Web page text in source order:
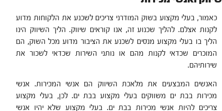
כאמור, בעלי מקצוע בשוק המודרני צריכים לשכנע את הלקוחות מדוע
לקנות אצלם. להליך שכנוע זה, אנו קוראים שיווק. הליך השיווק הינו
הליך בו בעלי מקצוע מנסים לשכנע את הציבור מדוע מכל השוק, הם
המוכרים שכדאי לקנות מהם או נותני השירות שכדאי לשכור את
שירותיהם.
האנשים המבצעים את מלאכת השיווק הם אנשי המכירות. אנשי
מכירות בבת ים משווקים בעלי מקצוע בבת ים. לכן, בעלי מקצוע
צריכים להיות אנשי מכירות בבת ים. בעלי מקצוע שלא יהיו אנשי